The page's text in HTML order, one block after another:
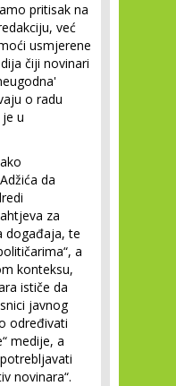
pritisak na
već
usmjerene
čiji novinari
o radu
u
da
za
događaja, te
a
konteksu,
ističe da
javnog
određivati
medije, a
novinara“.